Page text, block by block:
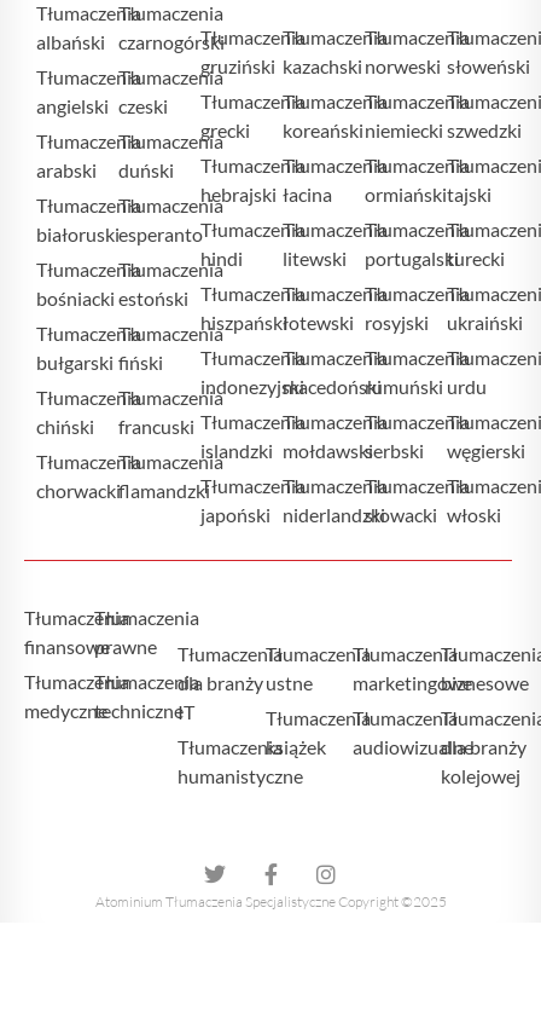
Tłumaczenia
albański
Tłumaczenia
angielski
Tłumaczenia
arabski
Tłumaczenia
białoruski
Tłumaczenia
bośniacki
Tłumaczenia
bułgarski
Tłumaczenia
chiński
Tłumaczenia
chorwacki
Tłumaczenia
czarnogórski
Tłumaczenia
czeski
Tłumaczenia
duński
Tłumaczenia
esperanto
Tłumaczenia
estoński
Tłumaczenia
fiński
Tłumaczenia
francuski
Tłumaczenia
flamandzki
Tłumaczenia
gruziński
Tłumaczenia
grecki
Tłumaczenia
hebrajski
Tłumaczenia
hindi
Tłumaczenia
hiszpański
Tłumaczenia
indonezyjski
Tłumaczenia
islandzki
Tłumaczenia
japoński
Tłumaczenia
kazachski
Tłumaczenia
koreański
Tłumaczenia
łacina
Tłumaczenia
litewski
Tłumaczenia
łotewski
Tłumaczenia
macedoński
Tłumaczenia
mołdawski
Tłumaczenia
niderlandzki
Tłumaczenia
norweski
Tłumaczenia
niemiecki
Tłumaczenia
ormiański
Tłumaczenia
portugalski
Tłumaczenia
rosyjski
Tłumaczenia
rumuński
Tłumaczenia
serbski
Tłumaczenia
słowacki
słoweński
szwedzki
tajski
turecki
ukraiński
urdu
węgierski
włoski
Tłumaczenia
finansowe
Tłumaczenia
medyczne
Tłumaczenia
prawne
Tłumaczenia
techniczne
Tłumaczenia
dla branży
IT
Tłumaczenia
humanistyczne
Tłumaczenia
ustne
Tłumaczenia
książek
Tłumaczenia
marketingowe
Tłumaczenia
audiowizualne
biznesowe
dla branży
kolejowej
Atominium Tłumaczenia Specjalistyczne Copyright ©2025